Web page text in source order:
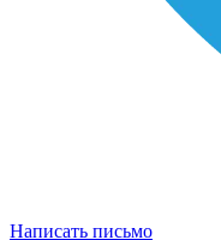
Написать письмо